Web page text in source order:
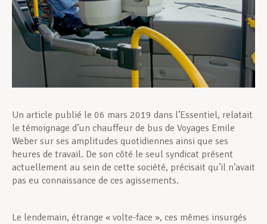
Devenir Membre
Actualités
Un article publié le 06 mars 2019 dans l’Essentiel, relatait
le témoignage d’un chauffeur de bus de Voyages Emile
Weber sur ses amplitudes quotidiennes ainsi que ses
heures de travail. De son côté le seul syndicat présent
actuellement au sein de cette société, précisait qu’il n’avait
pas eu connaissance de ces agissements.
Le lendemain, étrange « volte-face », ces mêmes insurgés